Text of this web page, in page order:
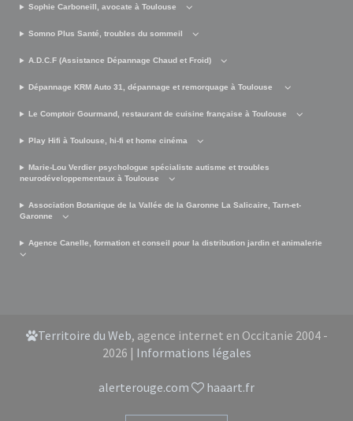
Sophie Carboneill, avocate à Toulouse
Somno Plus Santé, troubles du sommeil
A.D.C.F (Assistance Dépannage Chaud et Froid)
Dépannage KRM Auto 31, dépannage et remorquage à Toulouse
Le Comptoir Gourmand, restaurant de cuisine française à Toulouse
Play Hifi à Toulouse, hi-fi et home cinéma
Marie-Lou Verdier psychologue spécialiste autisme et troubles
neurodéveloppementaux à Toulouse
Association Botanique de la Vallée de la Garonne La Salicaire, Tarn-et-
Garonne
Agence Canelle, formation et conseil pour la distribution jardin et animalerie
Territoire du Web, agence internet en Occitanie 2004 -
2026 | Informations légales
alerterouge.com haaart.fr